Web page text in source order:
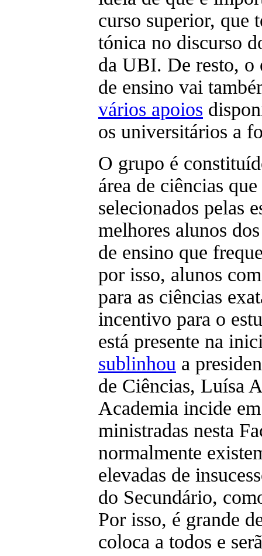
curso superior, que
tónica no discurso
da UBI. De resto, o
de ensino vai
vários apoios
os universitários a
O grupo é
área de ciências
selecionados pelas
melhores alunos
de ensino que
por isso, alunos
para as ciências
incentivo para o
está presente na
sublinhou a
de Ciências, Luísa
Academia incide
ministradas nesta
normalmente
elevadas de
do Secundário,
Por isso, é grande
coloca a todos e